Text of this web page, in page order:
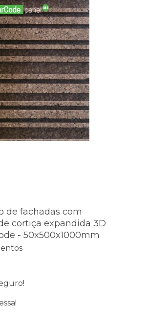
de fachadas com
cortiça expandida 3D
- 50x500x1000mm